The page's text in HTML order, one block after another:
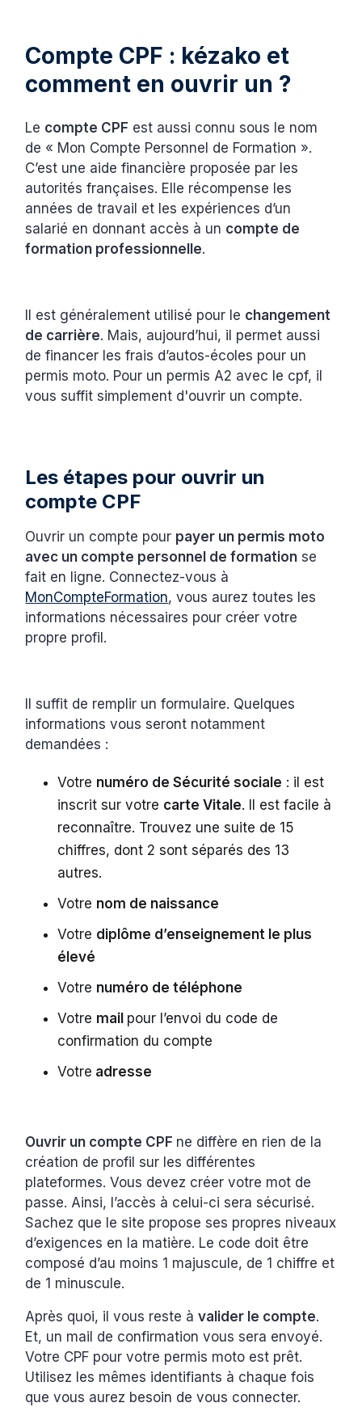
Compte CPF : kézako et
comment en ouvrir un ?
Le compte CPF est aussi connu sous le nom
de « Mon Compte Personnel de Formation ».
C’est une aide financière proposée par les
autorités françaises. Elle récompense les
années de travail et les expériences d’un
salarié en donnant accès à un compte de
formation professionnelle.
Il est généralement utilisé pour le changement
de carrière. Mais, aujourd’hui, il permet aussi
de financer les frais d’autos-écoles pour un
permis moto. Pour un permis A2 avec le cpf, il
vous suffit simplement d'ouvrir un compte.
Les étapes pour ouvrir un
compte CPF
Ouvrir un compte pour payer un permis moto
avec un compte personnel de formation se
fait en ligne. Connectez-vous à
MonCompteFormation, vous aurez toutes les
informations nécessaires pour créer votre
propre profil.
Il suffit de remplir un formulaire. Quelques
informations vous seront notamment
demandées :
Votre numéro de Sécurité sociale : il est
inscrit sur votre carte Vitale. Il est facile à
reconnaître. Trouvez une suite de 15
chiffres, dont 2 sont séparés des 13
autres.
Votre nom de naissance
Votre diplôme d’enseignement le plus
élevé
Votre numéro de téléphone
Votre mail pour l’envoi du code de
confirmation du compte
Votre adresse
Ouvrir un compte CPF ne diffère en rien de la
création de profil sur les différentes
plateformes. Vous devez créer votre mot de
passe. Ainsi, l’accès à celui-ci sera sécurisé.
Sachez que le site propose ses propres niveaux
d’exigences en la matière. Le code doit être
composé d’au moins 1 majuscule, de 1 chiffre et
de 1 minuscule.
Après quoi, il vous reste àvalider le compte.
Et, un mail de confirmation vous sera envoyé.
Votre CPF pour votre permis moto est prêt.
Utilisez les mêmes identifiants à chaque fois
que vous aurez besoin de vous connecter.